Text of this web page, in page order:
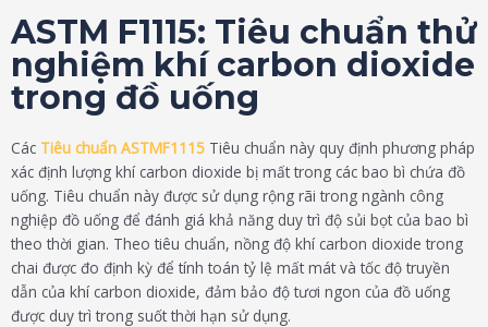
ASTM F1115: Tiêu chuẩn thử
nghiệm khí carbon dioxide
trong đồ uống
Các Tiêu chuẩn ASTMF1115 Tiêu chuẩn này quy định phương pháp
xác định lượng khí carbon dioxide bị mất trong các bao bì chứa đồ
uống. Tiêu chuẩn này được sử dụng rộng rãi trong ngành công
nghiệp đồ uống để đánh giá khả năng duy trì độ sủi bọt của bao bì
theo thời gian. Theo tiêu chuẩn, nồng độ khí carbon dioxide trong
chai được đo định kỳ để tính toán tỷ lệ mất mát và tốc độ truyền
dẫn của khí carbon dioxide, đảm bảo độ tươi ngon của đồ uống
được duy trì trong suốt thời hạn sử dụng.